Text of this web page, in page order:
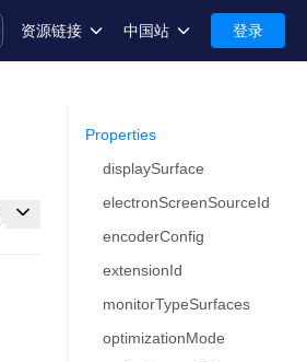
资源链接
技术支持
中国站
International-English
登录
Properties​
displaySurface
electronScreenSourceId
encoderConfig
extensionId
monitorTypeSurfaces
optimizationMode